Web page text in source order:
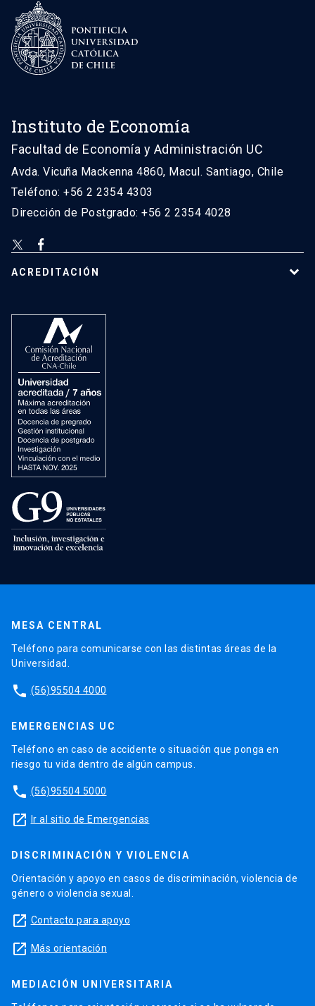
Instituto de Economía
Facultad de Economía y Administración UC
Avda. Vicuña Mackenna 4860, Macul. Santiago, Chile
Teléfono: +56 2 2354 4303
Dirección de Postgrado: +56 2 2354 4028
ACREDITACIÓN
MESA CENTRAL
Teléfono para comunicarse con las distintas áreas de la
Universidad.
phone (56)95504 4000
EMERGENCIAS UC
Teléfono en caso de accidente o situación que ponga en
riesgo tu vida dentro de algún campus.
phone (56)95504 5000
launch Ir al sitio de Emergencias
DISCRIMINACIÓN Y VIOLENCIA
Orientación y apoyo en casos de discriminación, violencia de
género o violencia sexual.
launch Contacto para apoyo
launch Más orientación
MEDIACIÓN UNIVERSITARIA